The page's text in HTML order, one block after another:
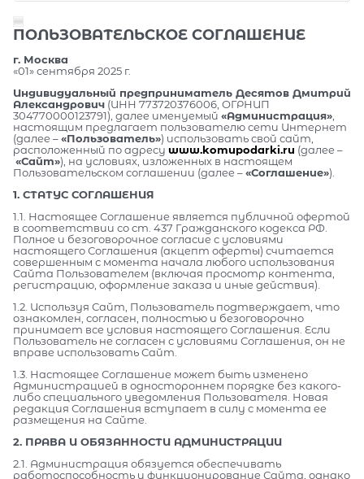
ПОЛЬЗОВАТЕЛЬСКОЕ СОГЛАШЕНИЕ
г. Москва
«01» сентября 2025 г.
Индивидуальный предприниматель Десятов Дмитрий
Александрович (ИНН 773720376006, ОГРНИП
304770000123791), далее именуемый «Администрация»,
настоящим предлагает пользователю сети Интернет
(далее –«Пользователь») использовать свой сайт,
расположенный по адресу www.komupodarki.ru (далее –
«Сайт»), на условиях, изложенных в настоящем
Пользовательском соглашении (далее –«Соглашение»).
1. СТАТУС СОГЛАШЕНИЯ
1.1. Настоящее Соглашение является публичной офертой
в соответствии со ст. 437 Гражданского кодекса РФ.
Полное и безоговорочное согласие с условиями
настоящего Соглашения (акцепт оферты) считается
совершенным с момента начала любого использования
Сайта Пользователем (включая просмотр контента,
регистрацию, оформление заказа и иные действия).
1.2. Используя Сайт, Пользователь подтверждает, что
ознакомлен, согласен, полностью и безоговорочно
принимает все условия настоящего Соглашения. Если
Пользователь не согласен с условиями Соглашения, он не
вправе использовать Сайт.
1.3. Настоящее Соглашение может быть изменено
Администрацией в одностороннем порядке без какого-
либо специального уведомления Пользователя. Новая
редакция Соглашения вступает в силу с момента ее
размещения на Сайте.
2. ПРАВА И ОБЯЗАННОСТИ АДМИНИСТРАЦИИ
2.1. Администрация обязуется обеспечивать
работоспособность и функционирование Сайта, однако